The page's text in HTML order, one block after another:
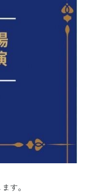
す。